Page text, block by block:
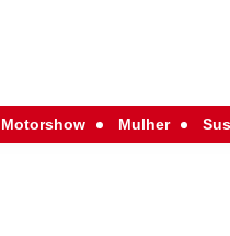
Motorshow Mulher